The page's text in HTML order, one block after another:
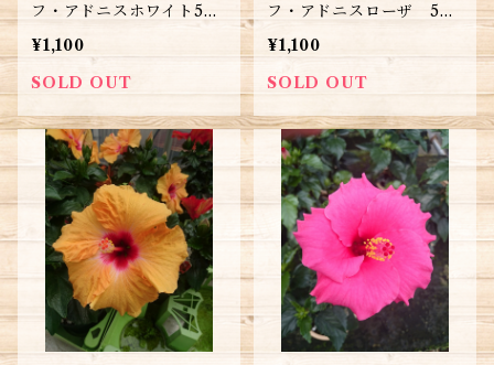
フ・アドニスホワイト5号
鉢 送料別
¥1,100
SOLD OUT
フ・アドニスローザ 5号
鉢 送料別
¥1,100
SOLD OUT